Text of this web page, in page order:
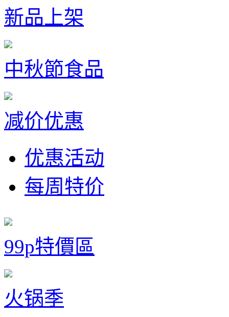
新品上架
中秋節食品
减价优惠
优惠活动
每周特价
99p特價區
火锅季